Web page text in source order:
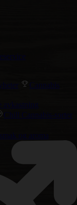
Cannabis
avkastning
Chill Cannabis-sorter
og aroma